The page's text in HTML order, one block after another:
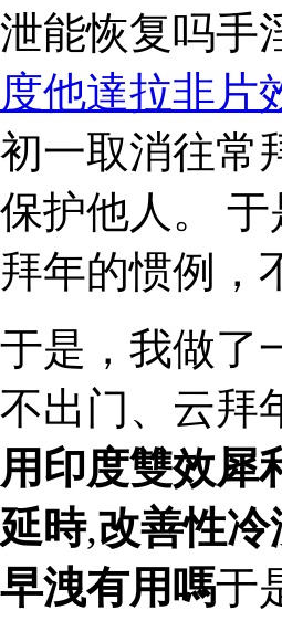
泄能恢复吗手
度他達拉非片
初一取消往常
保护他人。
拜年的惯例，
于是，我做了
不出门、云拜
用印度雙效犀
延時,改善性冷
早洩有用嗎于